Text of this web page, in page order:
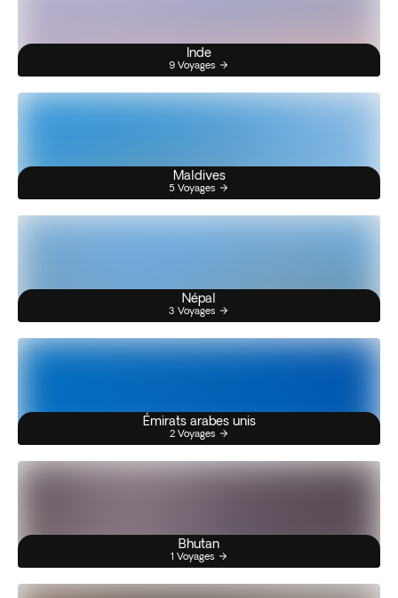
Inde
9 Voyages
Maldives
5 Voyages
Népal
3 Voyages
Émirats arabes unis
2 Voyages
Bhutan
1 Voyages